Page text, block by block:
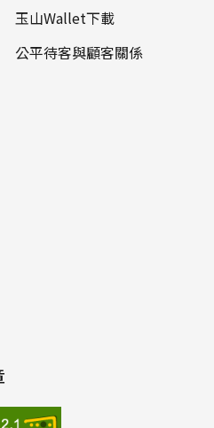
玉山Wallet下載
公平待客與顧客關係